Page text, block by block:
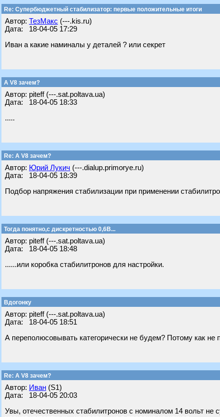
Re: Супербюджетный стабилизатор: первые положительные итоги
Автор: ТезМакс (---.kis.ru)
Дата: 18-04-05 17:29
Иван а какие наминалы у деталей ? или секрет
А V8 зачем?
Автор: piteff (---.sat.poltava.ua)
Дата: 18-04-05 18:33
.....
Re: А V8 зачем?
Автор: Юрий Лукич (---.dialup.primorye.ru)
Дата: 18-04-05 18:39
Подбор напряжения стабилизации при применении
Тогда понятно,с дискретностью 0,6В...
Автор: piteff (---.sat.poltava.ua)
Дата: 18-04-05 18:48
......или коробка стабилитронов для настройки.
Вдогонку
Автор: piteff (---.sat.poltava.ua)
Дата: 18-04-05 18:51
А переполюсовывать категорически не будем? Потому как не
Re: А V8 зачем?
Автор: Иван (S1)
Дата: 18-04-05 20:03
Увы, отечественных стабилитронов с номиналом 14 вольт не